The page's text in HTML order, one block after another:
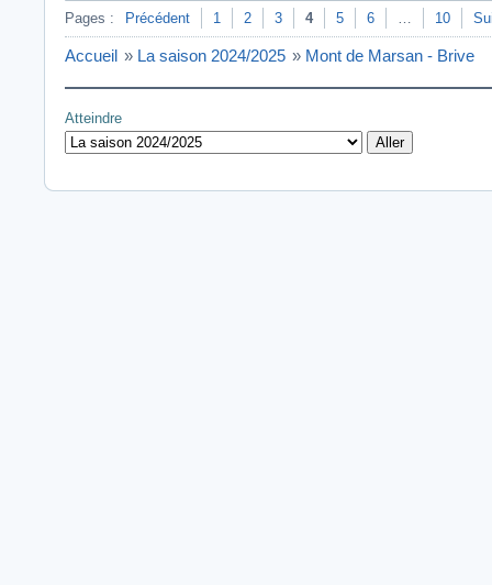
Pages : Précédent 1 2 3 4 5 6 10
Accueil » La saison 2024/2025 » Mont de Marsan - Brive
Atteindre